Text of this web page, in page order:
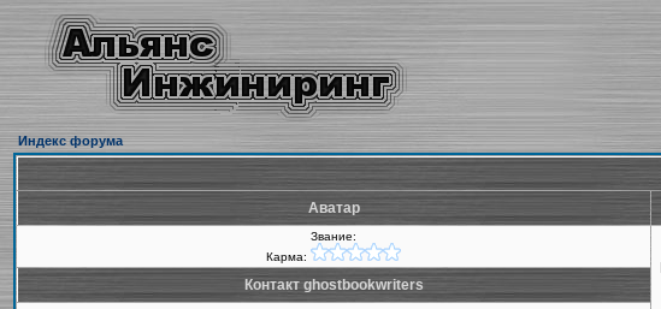
Индекс форума
Аватар
Звание:
Карма:
Контакт ghostbookwriters